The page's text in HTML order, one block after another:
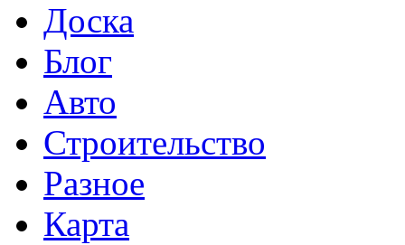
Доска
Блог
Авто
Строительство
Разное
Карта